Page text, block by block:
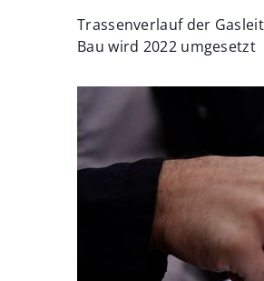
Trassenverlauf der
Bau wird 2022 umgesetzt